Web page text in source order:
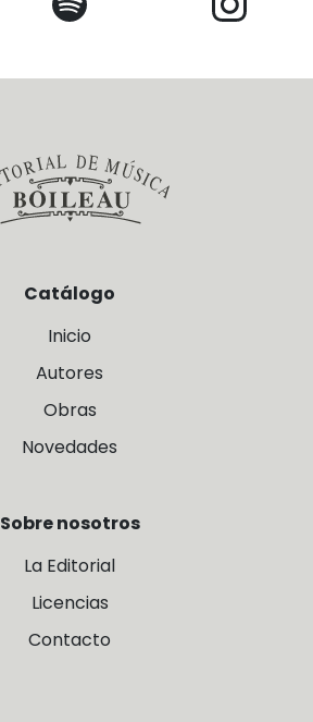
Catálogo
Inicio
Autores
Obras
Novedades
Sobre nosotros
La Editorial
Licencias
Contacto